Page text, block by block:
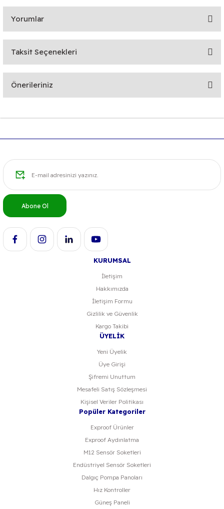
Yorumlar
Bu ürüne ilk yorumu siz yapın!
Taksit Seçenekleri
Önerileriniz
Ürün bilgilerinde hatalar bulunuyor.
Ürün fiyatı diğer sitelerden daha pahalı.
Gönder
Abone Ol
KURUMSAL
İletişim
Hakkımızda
İletişim Formu
Gizlilik ve Güvenlik
Kargo Takibi
ÜYELİK
Yeni Üyelik
Üye Girişi
Şifremi Unuttum
Mesafeli Satış Sözleşmesi
Kişisel Veriler Politikası
Popüler Kategoriler
Exproof Ürünler
Exproof Aydınlatma
M12 Sensör Soketleri
Endüstriyel Sensör Soketleri
Dalgıç Pompa Panoları
Hız Kontroller
Güneş Paneli